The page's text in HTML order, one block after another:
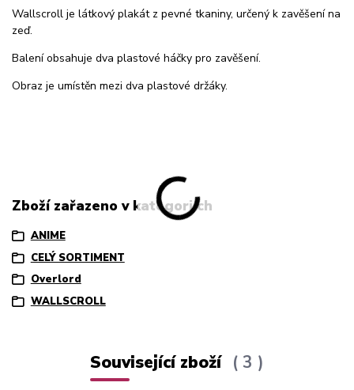
Wallscroll je látkový plakát z pevné tkaniny, určený k zavěšení na
zeď.
Balení obsahuje dva plastové háčky pro zavěšení.
Obraz je umístěn mezi dva plastové držáky.
Zboží zařazeno v kategoriích
ANIME
CELÝ SORTIMENT
Overlord
WALLSCROLL
Související zboží 3